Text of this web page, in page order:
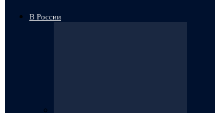
В России